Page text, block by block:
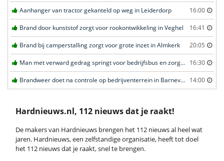
Aanhanger van tractor gekanteld op weg in Leiderdorp 16:00
Brand door kunststof zorgt voor rookontwikkeling in Veghel 16:41
Brand bij camperstalling zorgt voor grote inzet in Almkerk 20:05
Man met verward gedrag springt voor bedrijfsbus en zorgt voor opschudding in Veghel 16:30
Brandweer doet na controle op bedrijventerrein in Barneveld 14:00
Hardnieuws.nl, 112 nieuws dat je raakt!
De makers van Hardnieuws brengen het 112 nieuws al heel wat
jaren. Hardnieuws, een zelfstandige organisatie, heeft tot doel
het 112 nieuws dat je raakt, snel te brengen.